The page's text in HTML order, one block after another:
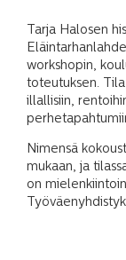
Tarja Halosen
workshopin,
toteutuksen.
illallisiin,
Nimensä
mukaan, ja
on